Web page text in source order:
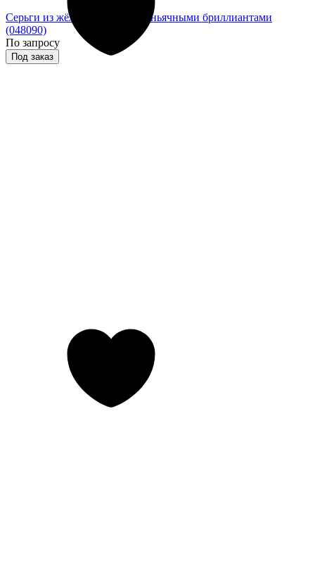
Серьги из жёлтого золота с коньячными бриллиантами
(048090)
По запросу
Под заказ